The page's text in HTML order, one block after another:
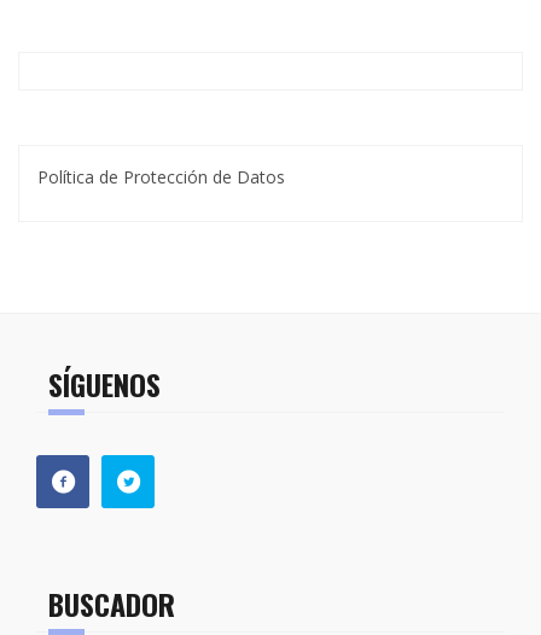
Política de Protección de Datos
SÍGUENOS
BUSCADOR